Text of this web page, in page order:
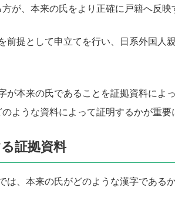
が、本来の氏をより正確に戸籍へ反映
前提として申立てを行い、日系外国人
が本来の氏であることを証拠資料によ
ような資料によって証明するかが重要
証拠資料
は、本来の氏がどのような漢字である